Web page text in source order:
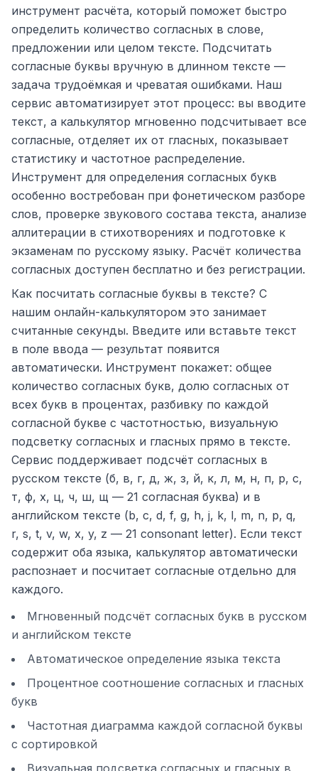
инструмент расчёта, который поможет быстро
определить количество согласных в слове,
предложении или целом тексте. Подсчитать
согласные буквы вручную в длинном тексте —
задача трудоёмкая и чреватая ошибками. Наш
сервис автоматизирует этот процесс: вы вводите
текст, а калькулятор мгновенно подсчитывает все
согласные, отделяет их от гласных, показывает
статистику и частотное распределение.
Инструмент для определения согласных букв
особенно востребован при фонетическом разборе
слов, проверке звукового состава текста, анализе
аллитерации в стихотворениях и подготовке к
экзаменам по русскому языку. Расчёт количества
согласных доступен бесплатно и без регистрации.
Как посчитать согласные буквы в тексте? С
нашим онлайн-калькулятором это занимает
считанные секунды. Введите или вставьте текст
в поле ввода — результат появится
автоматически. Инструмент покажет: общее
количество согласных букв, долю согласных от
всех букв в процентах, разбивку по каждой
согласной букве с частотностью, визуальную
подсветку согласных и гласных прямо в тексте.
Сервис поддерживает подсчёт согласных в
русском тексте (б, в, г, д, ж, з, й, к, л, м, н, п, р, с,
т, ф, х, ц, ч, ш, щ — 21 согласная буква) и в
английском тексте (b, c, d, f, g, h, j, k, l, m, n, p, q,
r, s, t, v, w, x, y, z — 21 consonant letter). Если текст
содержит оба языка, калькулятор автоматически
распознает и посчитает согласные отдельно для
каждого.
Мгновенный подсчёт согласных букв в русском
и английском тексте
Автоматическое определение языка текста
Процентное соотношение согласных и гласных
букв
Частотная диаграмма каждой согласной буквы
с сортировкой
Визуальная подсветка согласных и гласных в